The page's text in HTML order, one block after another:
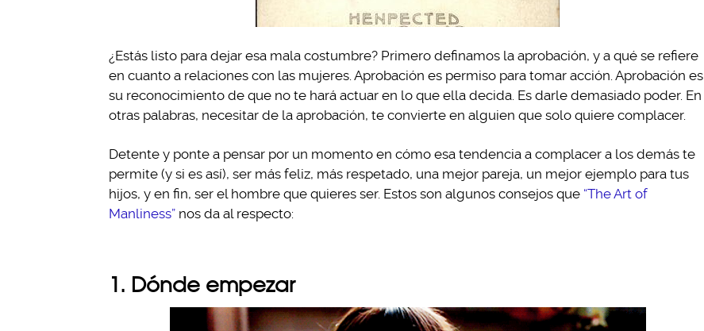
¿Estás listo para dejar esa mala costumbre? Primero definamos la aprobación, y a qué se refiere
en cuanto a relaciones con las mujeres. Aprobación es permiso para tomar acción. Aprobación es
su reconocimiento de que no te hará actuar en lo que ella decida. Es darle demasiado poder. En
otras palabras, necesitar de la aprobación, te convierte en alguien que solo quiere complacer.
Detente y ponte a pensar por un momento en cómo esa tendencia a complacer a los demás te
permite (y si es así), ser más feliz, más respetado, una mejor pareja, un mejor ejemplo para tus
hijos, y en fin, ser el hombre que quieres ser. Estos son algunos consejos que “The Art of
Manliness” nos da al respecto:
1. Dónde empezar